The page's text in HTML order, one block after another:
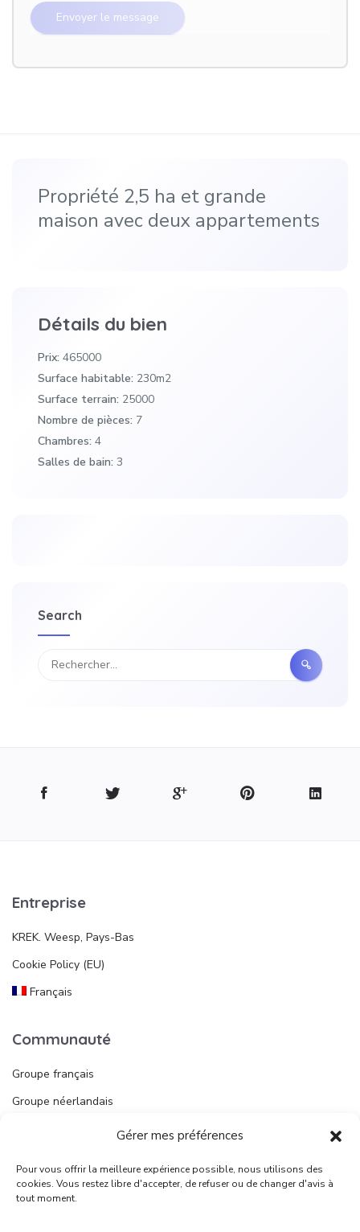
Gérer mes préférences
Pour vous offrir la meilleure expérience possible, nous utilisons des
cookies. Vous restez libre d'accepter, de refuser ou de changer d'avis à
tout moment.
Propriété 2,5 ha et grande
maison avec deux appartements
Détails du bien
Prix: 465000
Surface habitable: 230m2
Surface terrain: 25000
Nombre de pièces: 7
Chambres: 4
Salles de bain: 3
Search
Entreprise
KREK. Weesp, Pays-Bas
Cookie Policy (EU)
Français
Communauté
Groupe français
Groupe néerlandais
Publier une annonce